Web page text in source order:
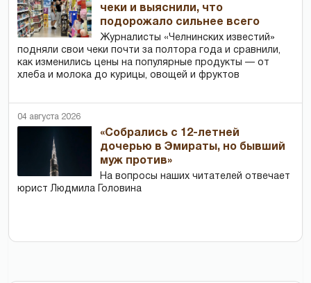
чеки и выяснили, что
подорожало сильнее всего
Журналисты «Челнинских известий»
подняли свои чеки почти за полтора года и сравнили,
как изменились цены на популярные продукты — от
хлеба и молока до курицы, овощей и фруктов
04 августа 2026
«Собрались с 12-летней
дочерью в Эмираты, но бывший
муж против»
На вопросы наших читателей отвечает
юрист Людмила Головина